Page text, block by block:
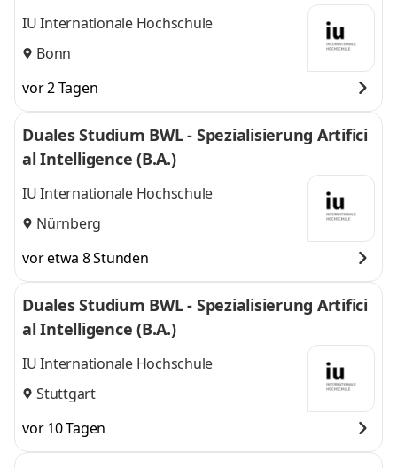
nn
IU Internationale Hochschule
Bonn
vor 2 Tagen
Duales Studium BWL - Spezialisierung Artifici
al Intelligence (B.A.)
IU Internationale Hochschule
Nürnberg
vor etwa 8 Stunden
Duales Studium BWL - Spezialisierung Artifici
al Intelligence (B.A.)
IU Internationale Hochschule
Stuttgart
vor 10 Tagen